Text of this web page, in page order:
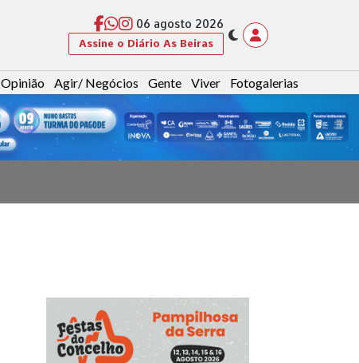
06 agosto 2026
Assine o Diário As Beiras
Opinião Agir/ Negócios Gente Viver Fotogalerias